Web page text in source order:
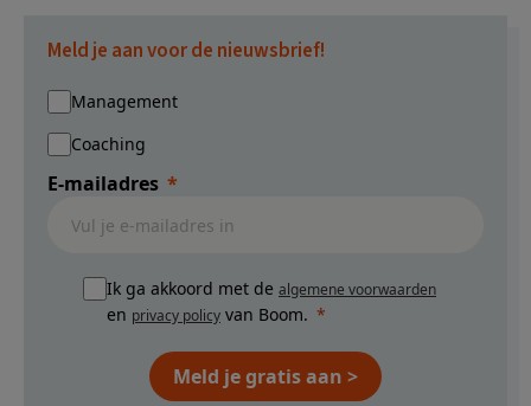
Meld je aan voor de nieuwsbrief!
Management
Coaching
E-mailadres
Ik ga akkoord met de algemene voorwaarden
en privacy policy van Boom.
Meld je gratis aan >